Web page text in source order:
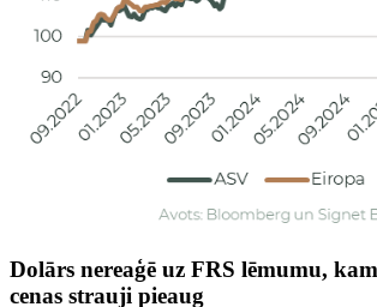
Dolārs nereaģē uz FRS lēmumu,
cenas strauji pieaug